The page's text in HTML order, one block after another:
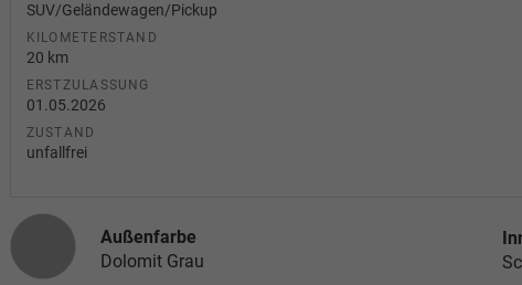
SUV/Geländewagen/Pickup
KILOMETERSTAND
20 km
ERSTZULASSUNG
01.05.2026
ZUSTAND
unfallfrei
Außenfarbe
Dolomit Grau